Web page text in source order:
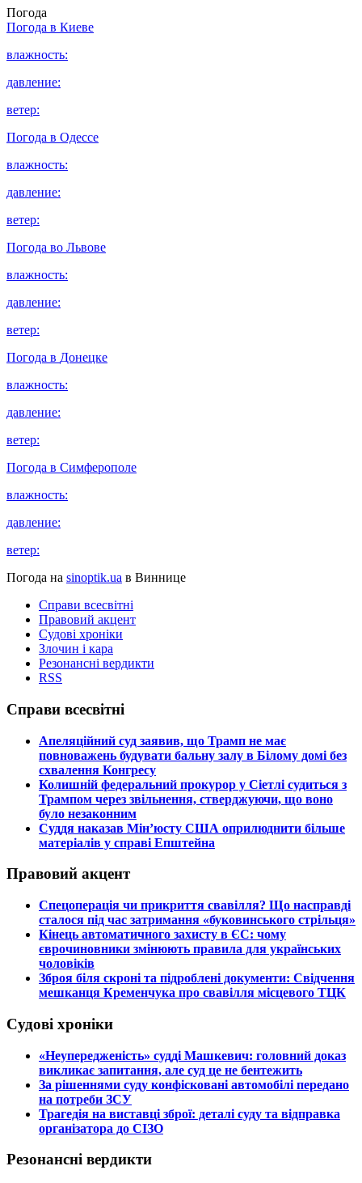
Погода
Погода в Киеве
влажность:
давление:
ветер:
Погода в Одессе
влажность:
давление:
ветер:
Погода во Львове
влажность:
давление:
ветер:
Погода в Донецке
влажность:
давление:
ветер:
Погода в Симферополе
влажность:
давление:
ветер:
Погода на sinoptik.ua в Виннице
Справи всесвітні
Правовий акцент
Судові хроніки
Злочин і кара
Резонансні вердикти
RSS
Справи всесвітні
​Апеляційний суд заявив, що Трамп не має
повноважень будувати бальну залу в Білому домі без
схвалення Конгресу
​Колишній федеральний прокурор у Сіетлі судиться з
Трампом через звільнення, стверджуючи, що воно
було незаконним
​Суддя наказав Мін’юсту США оприлюднити більше
матеріалів у справі Епштейна
Правовий акцент
​Спецоперація чи прикриття свавілля? Що насправді
сталося під час затримання «буковинського стрільця»
​Кінець автоматичного захисту в ЄС: чому
єврочиновники змінюють правила для українських
чоловіків
​Зброя біля скроні та підроблені документи: Свідчення
мешканця Кременчука про свавілля місцевого ТЦК
Судові хроніки
​«Неупередженість» судді Машкевич: головний доказ
викликає запитання, але суд це не бентежить
​За рішеннями суду конфісковані автомобілі передано
на потреби ЗСУ
​Трагедія на виставці зброї: деталі суду та відправка
організатора до СІЗО
Резонансні вердикти